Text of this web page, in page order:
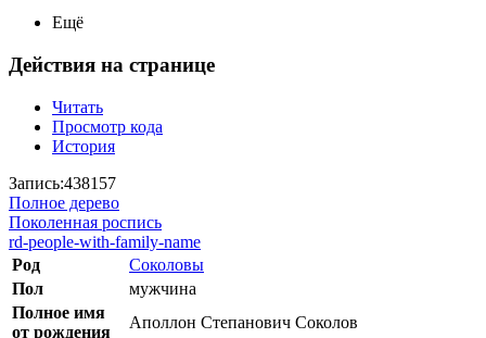
Ещё
Действия на странице
Читать
Просмотр кода
История
Запись:438157
Полное дерево
Поколенная роспись
rd-people-with-family-name
Род
Соколовы
Пол
мужчина
Полное имя
от рождения
Аполлон Степанович Соколов